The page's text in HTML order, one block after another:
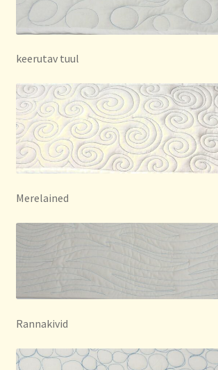
keerutav tuul
Merelained
Rannakivid